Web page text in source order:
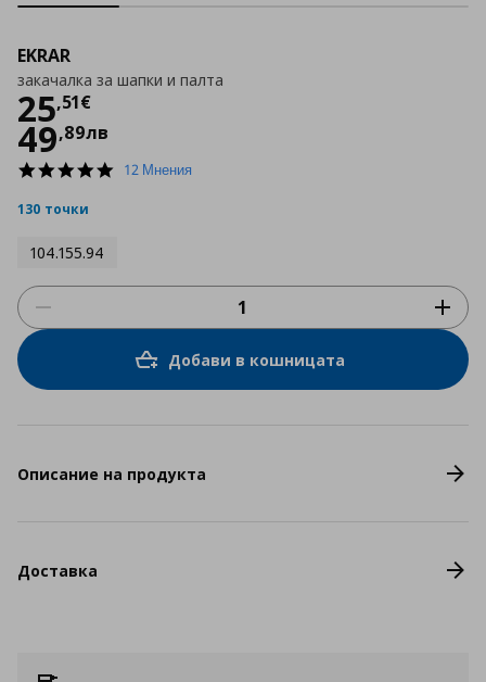
EKRAR
закачалка за шапки и палта
25,51€
Цена
49,89лв
5.0
12 Мнения
130 точки
104.155.94
Добави в кошницата
Описание на продукта
Доставка